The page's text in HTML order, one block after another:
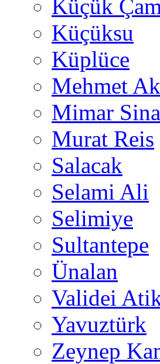
Küçük
Küçüksu
Küplüce
Mehmet
Mimar
Murat Reis
Salacak
Selami Ali
Selimiye
Sultantepe
Ünalan
Validei
Yavuztürk
Zeynep